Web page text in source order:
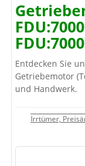
Entdecken Sie
Getriebemotor
und Handwerk.
Irrtümer,